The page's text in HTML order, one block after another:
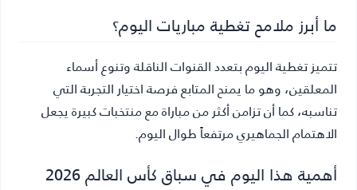
ما أبرز ملامح تغطية مباريات اليوم؟
تتميز تغطية اليوم بتعدد القنوات الناقلة وتنوع أسماء
المعلقين، وهو ما يمنح المتابع فرصة اختيار التجربة التي
تناسبه، كما أن تزامن أكثر من مباراة مع منتخبات كبيرة يجعل
الاهتمام الجماهيري مرتفعاً طوال اليوم.
أهمية هذا اليوم في سباق كأس العالم 2026